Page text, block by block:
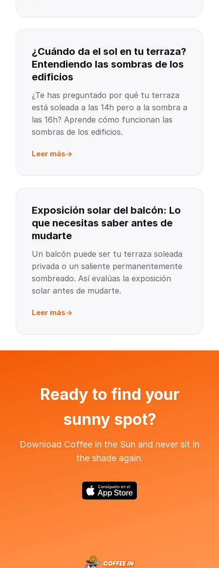
¿Cuándo da el sol en tu terraza?
Entendiendo las sombras de los
edificios
¿Te has preguntado por qué tu terraza
está soleada a las 14h pero a la sombra a
las 16h? Aprende cómo funcionan las
sombras de los edificios.
Leer más
Exposición solar del balcón: Lo
que necesitas saber antes de
mudarte
Un balcón puede ser tu terraza soleada
privada o un saliente permanentemente
sombreado. Así evalúas la exposición
solar antes de mudarte.
Leer más
Ready to find your
sunny spot?
Download Coffee in the Sun and never sit in
the shade again.